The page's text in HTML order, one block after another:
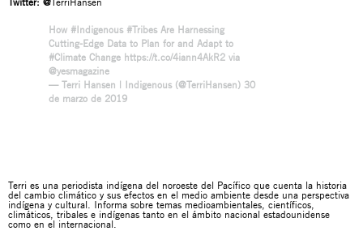
How #Indigenous #Tribes Are Harnessing
Cutting-Edge Data to Plan for and Adapt to
#Climate Change https://t.co/4iann4AkR2 via
@yesmagazine
— Terri Hansen | Indigenous (@TerriHansen) 30
de marzo de 2019
Terri es una periodista indígena del noroeste del Pacífico que cuenta la historia
del cambio climático y sus efectos en el medio ambiente desde una perspectiva
indígena y cultural. Informa sobre temas medioambientales, científicos,
climáticos, tribales e indígenas tanto en el ámbito nacional estadounidense
como en el internacional.